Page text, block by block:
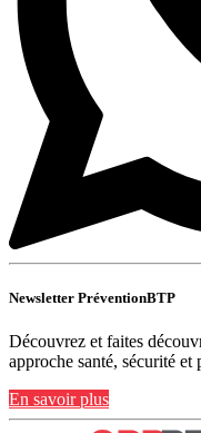
Newsletter PréventionBTP
Découvrez et faites
approche santé, sécurité et
En savoir plus